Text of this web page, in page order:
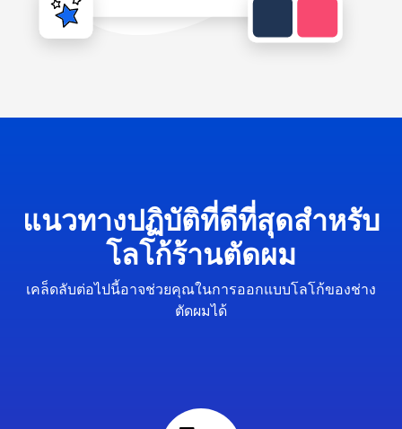
แนวทางปฏิบัติที่ดีที่สุดสำหรับ
โลโก้ร้านตัดผม
เคล็ดลับต่อไปนี้อาจช่วยคุณในการออกแบบโลโก้ของช่าง
ตัดผมได้